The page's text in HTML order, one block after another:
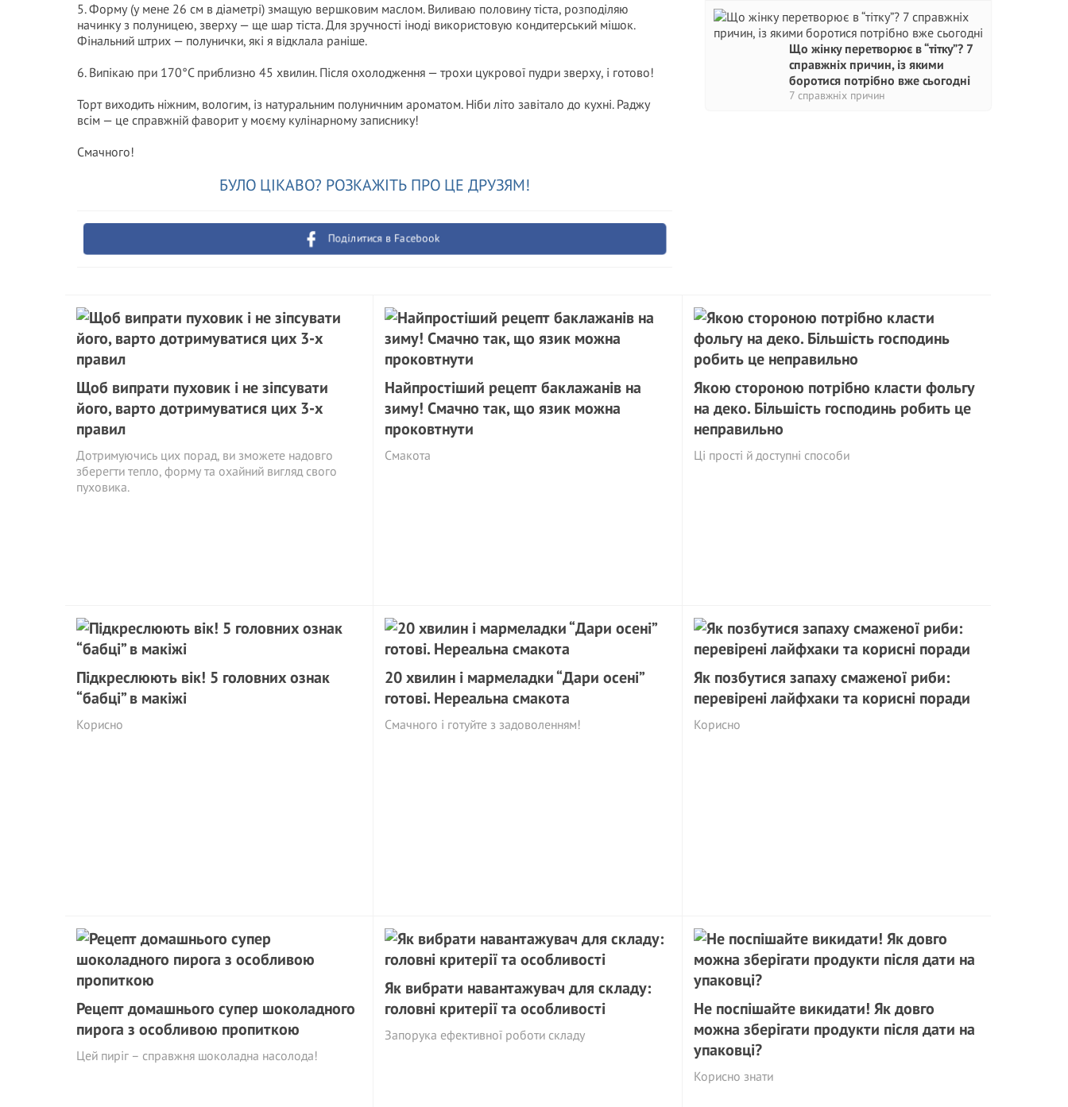
Що жінку перетворює в “тітку”? 7
справжніх причин, із якими
боротися потрібно вже сьогодні
7 справжніх причин
5. Форму (у мене 26 см в діаметрі) змащую вершковим маслом. Виливаю половину тіста, розподіляю
начинку з полуницею, зверху — ще шар тіста. Для зручності іноді використовую кондитерський мішок.
Фінальний штрих — полунички, які я відклала раніше.
6. Випікаю при 170°C приблизно 45 хвилин. Після охолодження — трохи цукрової пудри зверху, і готово!
Торт виходить ніжним, вологим, із натуральним полуничним ароматом. Ніби літо завітало до кухні. Раджу
всім — це справжній фаворит у моєму кулінарному записнику!
Смачного!
БУЛО ЦІКАВО? РОЗКАЖІТЬ ПРО ЦЕ ДРУЗЯМ!
Поділитися в Facebook
Щоб випрати пуховик і не зіпсувати
його, варто дотримуватися цих 3-х
правил
Дотримуючись цих порад, ви зможете надовго
зберегти тепло, форму та охайний вигляд свого
пуховика.
Найпростіший рецепт баклажанів на
зиму! Смачно так, що язик можна
проковтнути
Смакота
Якою стороною потрібно класти фольгу
на деко. Більшість господинь робить це
неправильно
Ці прості й доступні способи
Підкреслюють вік! 5 головних ознак
“бaбцi” в макіжі
Корисно
20 хвилин і мармеладки “Дари осені”
готові. Нереальна смакота
Смачного і готуйте з задоволенням!
Як позбутися запаху смаженої риби:
перевірені лайфхаки та корисні поради
Корисно
Рецепт домашнього супер шоколадного
пирога з особливою пропиткою
Цей пиріг – справжня шоколадна насолода!
Як вибрати навантажувач для складу:
головні критерії та особливості
Запорука ефективної роботи складу
Не поспішайте викидати! Як довго
можна зберігати продукти після дати на
упаковці?
Корисно знати